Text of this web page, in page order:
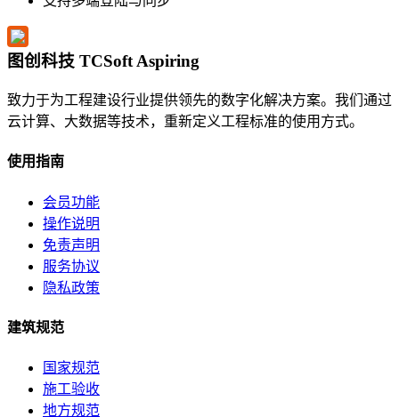
图创科技 TCSoft Aspiring
致力于为工程建设行业提供领先的数字化解决方案。我们通过
云计算、大数据等技术，重新定义工程标准的使用方式。
使用指南
会员功能
操作说明
免责声明
服务协议
隐私政策
建筑规范
国家规范
施工验收
地方规范